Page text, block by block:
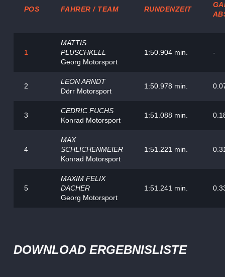
POS FAHRER / TEAM RUNDENZEIT
1
MATTIS
PLUSCHKELL
Georg Motorsport
1:50.904 min. -
2
LEON ARNDT
Dörr Motorsport
1:50.978 min.
3
CEDRIC FUCHS
Konrad Motorsport
1:51.088 min.
4
MAX
SCHLICHENMEIER
Konrad Motorsport
1:51.221 min.
5
MAXIM FELIX
DACHER
Georg Motorsport
1:51.241 min.
DOWNLOAD ERGEBNISLISTE